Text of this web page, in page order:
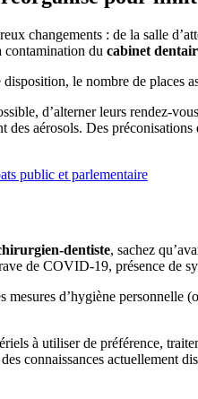
changements : de la salle
contamination du cabinet
le nombre de places
d’alterner leurs rendez-
des aérosols. Des
public et parlementaire
dentiste, sachez
de COVID-19, présence de
d’hygiène personnelle
à utiliser de préférence,
connaissances